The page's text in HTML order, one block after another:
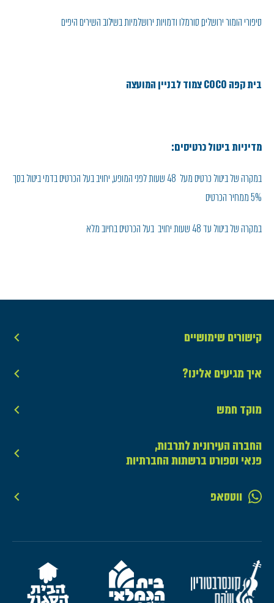
סיפורי הומור ירושלים, סורמלו ודמויות ירושלמיות בשילוב השירים היפים
בית קפה COCO צמוד לבניין המועצה
מדיניות ביטול כרטיסים:
במקרה של ביטול כרטיס מעל 48 שעות לפני המופע, יחויב בעל הכרטיס בדמי ביטול בסך
5% ממחיר הכרטיס
במקרה של ביטול עד 48 שעות יחויב בעל הכרטיס בחיוב מלא
קישורים שימושיים
איך מגיעים אלינו?
מוקד חמש
החברה העירונית לתרבות,
פנאי וספורט ברשתות החברתיות
ווטסאפ